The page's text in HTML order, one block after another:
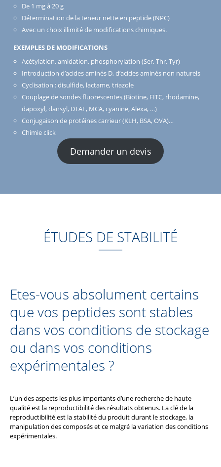
De 1 mg à 20 g
Détermination de la teneur nette en peptide (NPC)
Avec un choix illimité de modifications chimiques.
EXEMPLES DE MODIFICATIONS
Acétylation, amidation, phosphorylation (Ser, Thr, Tyr)
Introduction d’acides aminés D, d’acides aminés non naturels
Cyclisation : disulfide, lactame, triazole
Couplage de sondes fluorescentes (Biotine, FITC, rhodamine,
dapoxyl, dansyl, DTAF, MCA, cyanine, Alexa, …)
Conjugaison de protéines carrieur (KLH, BSA, OVA)…
Chimie click
Demander un devis
ÉTUDES DE STABILITÉ
Etes-vous absolument certains
que vos peptides sont stables
dans vos conditions de stockage
ou dans vos conditions
expérimentales ?
L’un des aspects les plus importants d’une recherche de haute
qualité est la reproductibilité des résultats obtenus. La clé de la
reproductibilité est la stabilité du produit durant le stockage, la
manipulation des composés et ce malgré la variation des conditions
expérimentales.